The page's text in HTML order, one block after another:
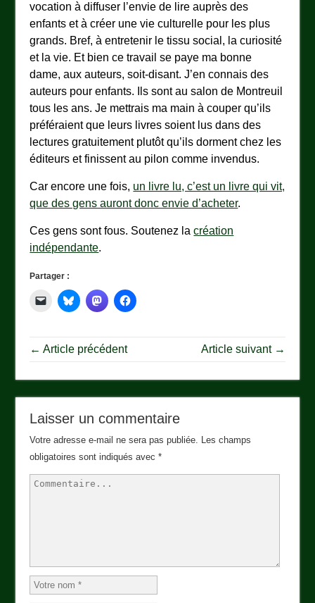
vocation à diffuser l’envie de lire auprès des
enfants et à créer une vie culturelle pour les plus
grands. Bref, à entretenir le tissu social, la curiosité
et la vie. Et bien ce travail se paye ma bonne
dame, aux auteurs, soit-disant. J’en connais des
auteurs pour enfants. Ils sont au salon de Montreuil
tous les ans. Je mettrais ma main à couper qu’ils
préféraient que leurs livres soient lus dans des
lectures gratuitement plutôt qu’ils dorment chez les
éditeurs et finissent au pilon comme invendus.
Car encore une fois, un livre lu, c’est un livre qui vit,
que des gens auront donc envie d’acheter.
Ces gens sont fous. Soutenez lacréation
indépendante.
Partager :
← Article précédent Article suivant →
Laisser un commentaire
Votre adresse e-mail ne sera pas publiée. Les champs
obligatoires sont indiqués avec*